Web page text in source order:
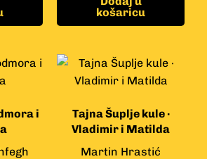
košaricu
i
Tajna Šuplje kule ·
Vladimir i Matilda
Martin Hrastić